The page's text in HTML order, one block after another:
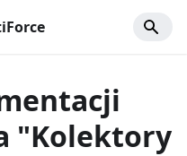
"Kolektory